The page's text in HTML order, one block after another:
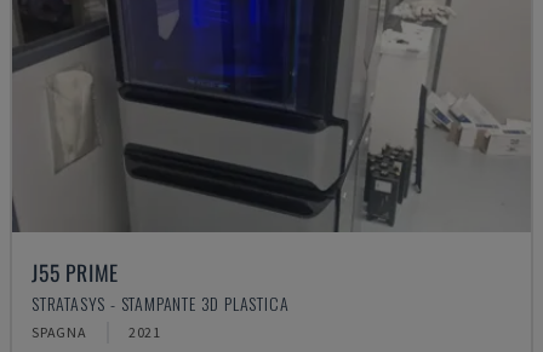
J55 PRIME
STRATASYS - STAMPANTE 3D PLASTICA
SPAGNA 2021